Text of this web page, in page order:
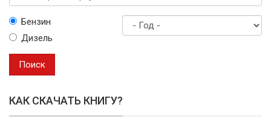
маркуБензин
Дизель
Поиск
КАК СКАЧАТЬ КНИГУ?